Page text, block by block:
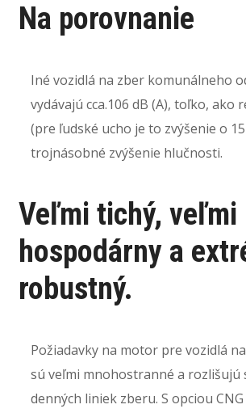
Na porovnanie
Iné vozidlá na zber komunálneho
vydávajú cca.106 dB (A), toľko, ako
(pre ľudské ucho je to zvýšenie o
trojnásobné zvýšenie hlučnosti.
Veľmi tichý, veľmi
hospodárny a
robustný.
Požiadavky na motor pre vozidlá
sú veľmi mnohostranné a rozlišujú
denných liniek zberu. S opciou